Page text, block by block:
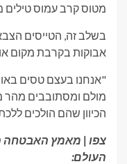
מטוס קרב עמוס
בשלב זה, הטייסים
אבוקות בקרבת מקום
"אנחנו בעצם טסים
מולם ומסתובבים מהר
הכיוון שהם הולכים
צפו | מאמץ האבטחה
העולם: